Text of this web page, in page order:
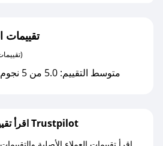
مع صحصح، تسوق بذكاء ووفّر
تقييمات
(0 تقييمات)
متوسط التقييم: 5.0 من 5 نجوم بواسطة 0 مستخدمين
اقرأ تقييمات واراء العملاء على Trustpilot